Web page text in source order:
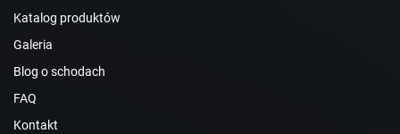
Katalog produktów
Galeria
Blog o schodach
FAQ
Kontakt